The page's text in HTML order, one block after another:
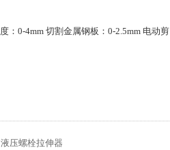
：0-4mm 切割金属钢板：0-2.5mm 电动剪
压螺栓拉伸器